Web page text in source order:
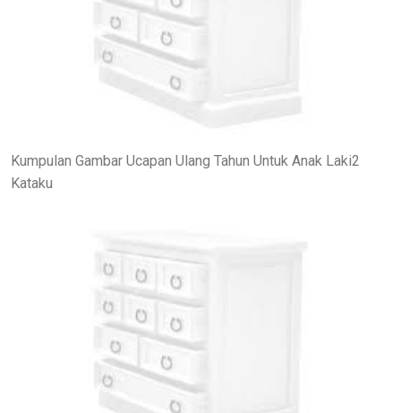
Kumpulan Gambar Ucapan Ulang Tahun Untuk Anak Laki2
Kataku